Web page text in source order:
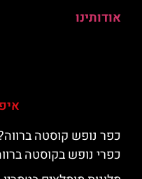
אודותינו
כפר נופש קוסטה
כפרי נופש בקוסטה